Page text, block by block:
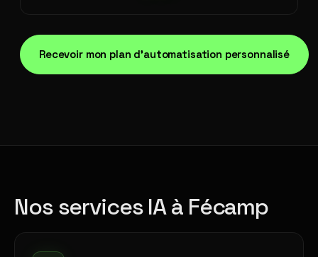
Recevoir mon plan d'automatisation personnalisé
Nos services IA à Fécamp